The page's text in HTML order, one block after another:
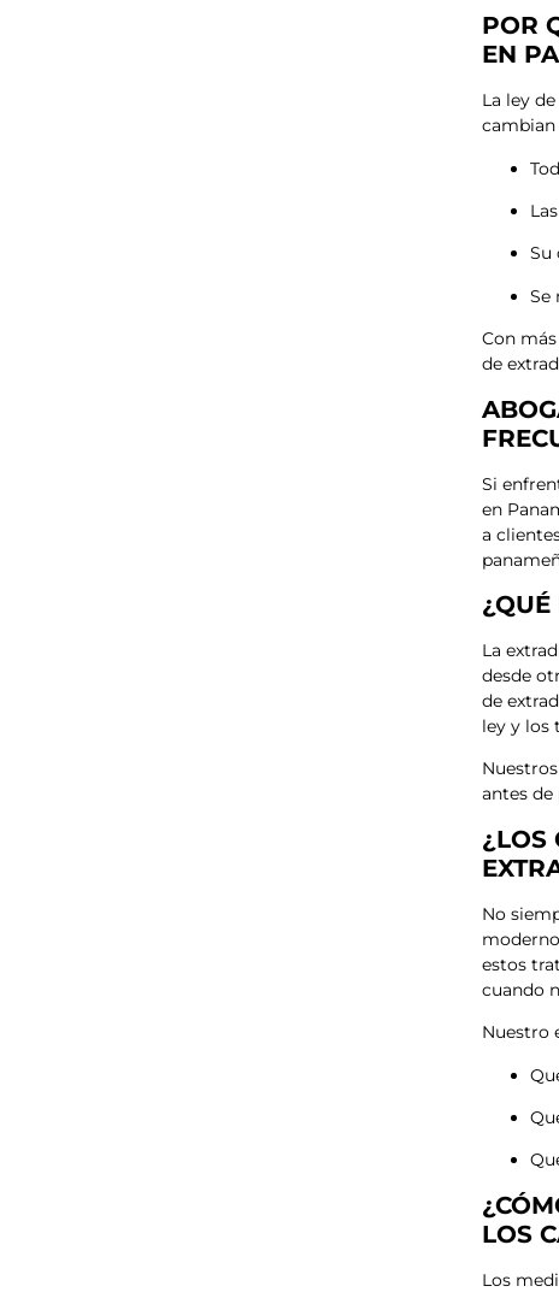
POR
EN
La ley
cambian
Su
Se
Con
de
Si
en
a
La
desde
de
ley y los
antes de
¿LOS
No
estos
cuando
Nuestro
LOS
Los